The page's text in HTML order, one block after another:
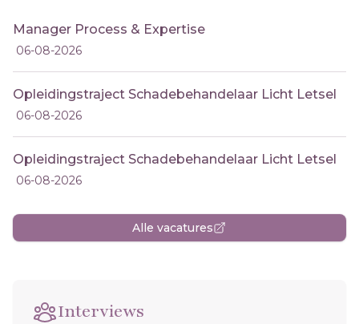
Manager Process & Expertise
06-08-2026
Opleidingstraject Schadebehandelaar Licht Letsel
06-08-2026
Opleidingstraject Schadebehandelaar Licht Letsel
06-08-2026
Alle vacatures
Interviews